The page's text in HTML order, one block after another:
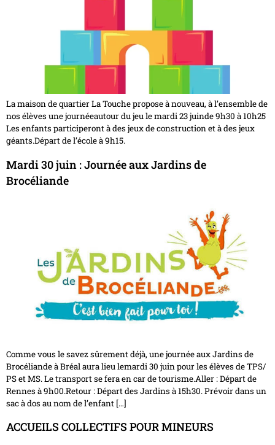
La maison de quartier La Touche propose à nouveau, à l’ensemble de
nos élèves une journéeautour du jeu le mardi 23 juinde 9h30 à 10h25
Les enfants participeront à des jeux de construction et à des jeux
géants.Départ de l’école à 9h15.
Mardi 30 juin : Journée aux Jardins de
Brocéliande
Comme vous le savez sûrement déjà, une journée aux Jardins de
Brocéliande à Bréal aura lieu lemardi 30 juin pour les élèves de TPS/
PS et MS. Le transport se fera en car de tourisme.Aller : Départ de
Rennes à 9h00.Retour : Départ des Jardins à 15h30. Prévoir dans un
sac à dos au nom de l’enfant […]
ACCUEILS COLLECTIFS POUR MINEURS